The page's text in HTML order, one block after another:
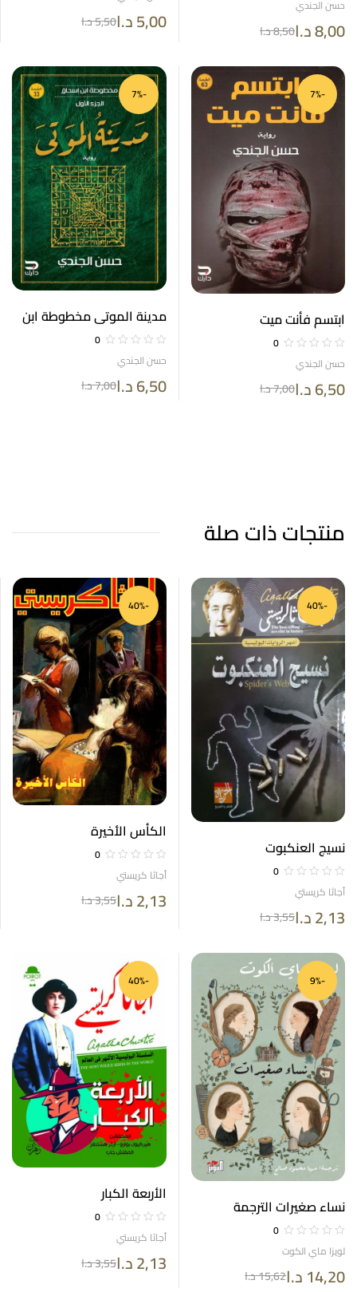
حسن الجندي
8,50د.ا 8,00د.ا 5,50د.ا 5,00د.ا
-7%
ابتسم فأنت ميت
0
حسن الجندي
7,00د.ا 6,50د.ا
-7%
مدينة الموتى مخطوطة ابن
إسحاق الجزء الأول
0
حسن الجندي
7,00د.ا 6,50د.ا
منتجات ذات صلة
-40%
نسيج العنكبوت
0
أجاثا كريستي
3,55د.ا 2,13د.ا
-40%
الكأس الأخيرة
0
أجاثا كريستي
3,55د.ا 2,13د.ا
-9%
نساء صغيرات الترجمة
الكاملة
0
لويزا ماي الكوت
15,62د.ا 14,20د.ا
-40%
الأربعة الكبار
0
أجاثا كريستي
3,55د.ا 2,13د.ا